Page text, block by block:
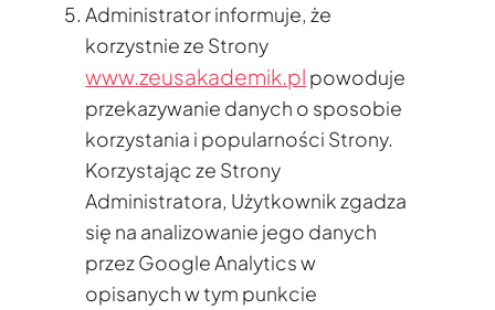
Administrator informuje, że
korzystnie ze Strony
www.zeusakademik.pl powoduje
przekazywanie danych o sposobie
korzystania i popularności Strony.
Korzystając ze Strony
Administratora, Użytkownik zgadza
się na analizowanie jego danych
przez Google Analytics w
opisanych w tym punkcie